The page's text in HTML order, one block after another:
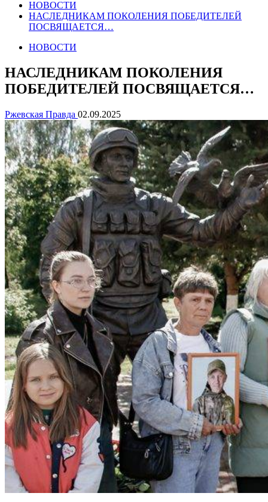
НОВОСТИ
НАСЛЕДНИКАМ ПОКОЛЕНИЯ ПОБЕДИТЕЛЕЙ
ПОСВЯЩАЕТСЯ…
НОВОСТИ
НАСЛЕДНИКАМ ПОКОЛЕНИЯ
ПОБЕДИТЕЛЕЙ ПОСВЯЩАЕТСЯ…
Ржевская Правда 02.09.2025